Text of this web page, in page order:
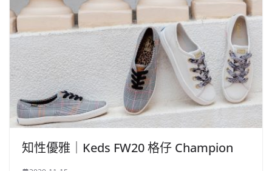
知性優雅｜Keds FW20 格仔 Champion